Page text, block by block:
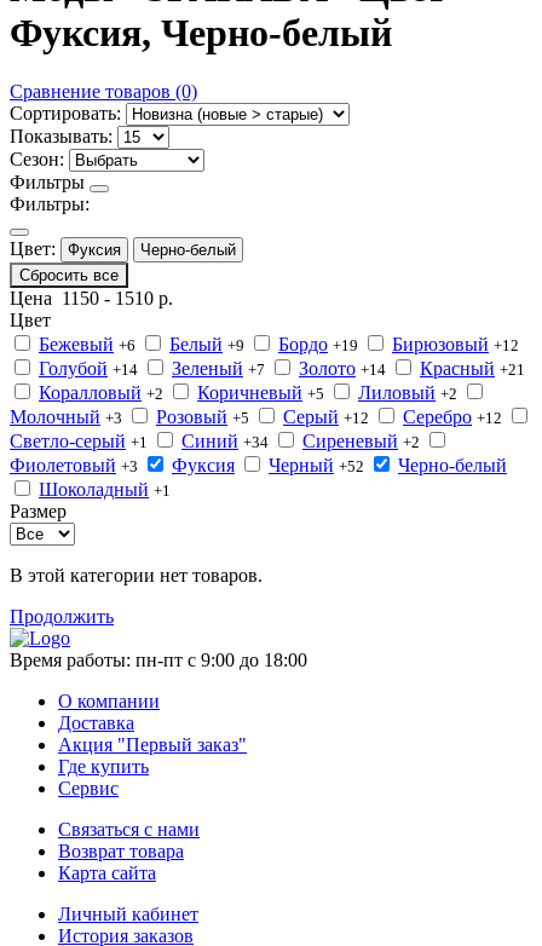
Фуксия, Черно-белый
Сравнение товаров (0)
Сортировать:
Показывать:
Сезон:
Фильтры
Фильтры:
Цвет: Фуксия
Черно-белый
Сбросить все
Цена 1150 - 1510 р.
Цвет
Бежевый +6 Белый +9 Бордо +19 Бирюзовый +12
Голубой +14 Зеленый +7 Золото +14 Красный +21
Коралловый +2 Коричневый +5 Лиловый +2
Молочный +3 Розовый +5 Серый +12 Серебро +12
Светло-серый +1 Синий +34 Сиреневый +2
Фиолетовый +3 Фуксия Черный +52
Черно-белый
Шоколадный +1
Размер
В этой категории нет товаров.
Продолжить
Время работы: пн-пт с 9:00 до 18:00
О компании
Доставка
Акция "Первый заказ"
Где купить
Сервис
Связаться с нами
Возврат товара
Карта сайта
Личный кабинет
История заказов